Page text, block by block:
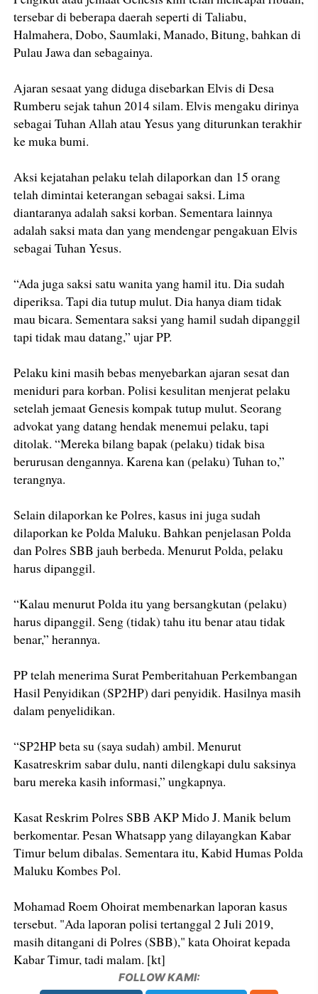
tersebar di beberapa daerah seperti di Taliabu,
Halmahera, Dobo, Saumlaki, Manado, Bitung, bahkan di
Pulau Jawa dan sebagainya.
Ajaran sesaat yang diduga disebarkan Elvis di Desa
Rumberu sejak tahun 2014 silam. Elvis mengaku dirinya
sebagai Tuhan Allah atau Yesus yang diturunkan terakhir
ke muka bumi.
Aksi kejatahan pelaku telah dilaporkan dan 15 orang
telah dimintai keterangan sebagai saksi. Lima
diantaranya adalah saksi korban. Sementara lainnya
adalah saksi mata dan yang mendengar pengakuan Elvis
sebagai Tuhan Yesus.
“Ada juga saksi satu wanita yang hamil itu. Dia sudah
diperiksa. Tapi dia tutup mulut. Dia hanya diam tidak
mau bicara. Sementara saksi yang hamil sudah dipanggil
tapi tidak mau datang,” ujar PP.
Pelaku kini masih bebas menyebarkan ajaran sesat dan
meniduri para korban. Polisi kesulitan menjerat pelaku
setelah jemaat Genesis kompak tutup mulut. Seorang
advokat yang datang hendak menemui pelaku, tapi
ditolak. “Mereka bilang bapak (pelaku) tidak bisa
berurusan dengannya. Karena kan (pelaku) Tuhan to,”
terangnya.
Selain dilaporkan ke Polres, kasus ini juga sudah
dilaporkan ke Polda Maluku. Bahkan penjelasan Polda
dan Polres SBB jauh berbeda. Menurut Polda, pelaku
harus dipanggil.
“Kalau menurut Polda itu yang bersangkutan (pelaku)
harus dipanggil. Seng (tidak) tahu itu benar atau tidak
benar,” herannya.
PP telah menerima Surat Pemberitahuan Perkembangan
Hasil Penyidikan (SP2HP) dari penyidik. Hasilnya masih
dalam penyelidikan.
“SP2HP beta su (saya sudah) ambil. Menurut
Kasatreskrim sabar dulu, nanti dilengkapi dulu saksinya
baru mereka kasih informasi,” ungkapnya.
Kasat Reskrim Polres SBB AKP Mido J. Manik belum
berkomentar. Pesan Whatsapp yang dilayangkan Kabar
Timur belum dibalas. Sementara itu, Kabid Humas Polda
Maluku Kombes Pol.
Mohamad Roem Ohoirat membenarkan laporan kasus
tersebut. "Ada laporan polisi tertanggal 2 Juli 2019,
masih ditangani di Polres (SBB)," kata Ohoirat kepada
Kabar Timur, tadi malam. [kt]
FOLLOW KAMI: